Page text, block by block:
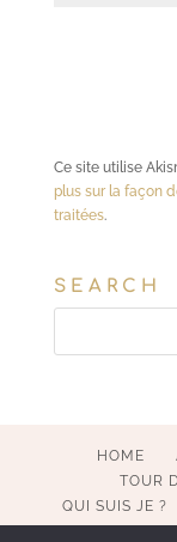
Ce site utilise
plus sur la façon
traitées.
SEARCH
HOME
TOUR
QUI SUIS JE ?